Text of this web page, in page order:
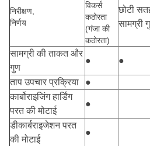
निरीक्षण,
निर्णय
विकर्स
कठोरता
(गंजा की
कठोरता)
छोटी
सामग्री
सामग्री की ताकत और
गुण
● ●
ताप उपचार प्रक्रिया ●
कार्बोराइजिंग हार्डिंग
परत की मोटाई
●
डीकार्बराइजेशन परत
की मोटाई
●